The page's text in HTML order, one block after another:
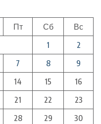
Пт Сб
Вс
1
2
7 8
9
14 15
16
21 22
23
28 29
30